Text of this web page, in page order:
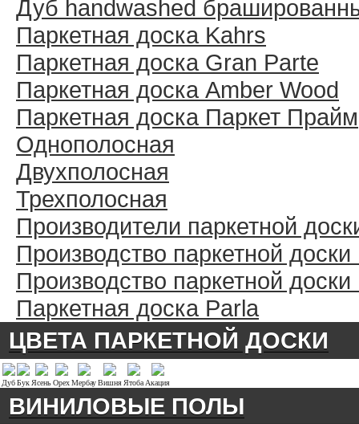
Дуб handwashed
Паркетная доска Kahrs
Паркетная доска Gran Parte
Паркетная доска Amber Wood
Паркетная доска Паркет Прайм
Однополосная
Двухполосная
Трехполосная
Производители паркетной
Производство паркетной
Производство паркетной
Паркетная доска Parla
ЦВЕТА ПАРКЕТНОЙ ДОСКИ
ДубБук ЯсеньОрехМербауВишня Ятоба Акация
ВИНИЛОВЫЕ ПОЛЫ